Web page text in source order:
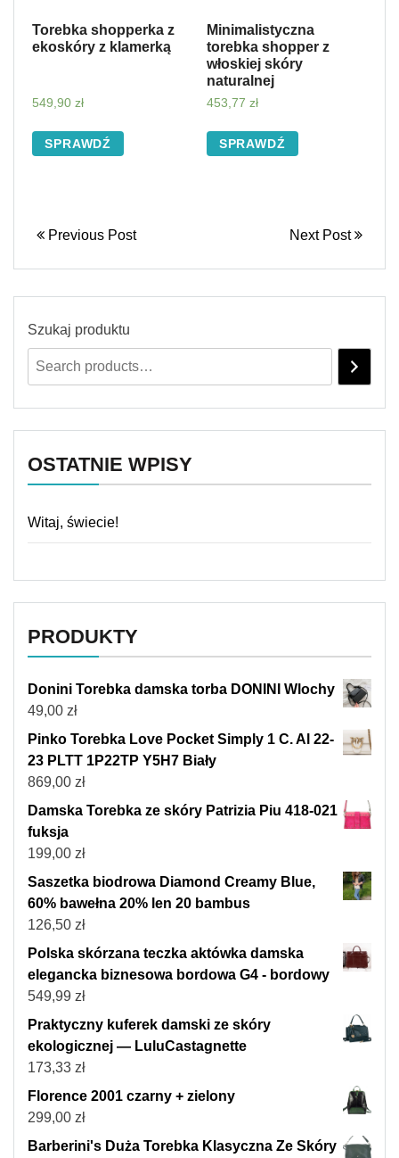
Torebka shopperka z
ekoskóry z klamerką
549,90 zł
SPRAWDŹ
Minimalistyczna
torebka shopper z
włoskiej skóry
naturalnej
453,77 zł
SPRAWDŹ
Previous Post Next Post
Szukaj produktu
OSTATNIE WPISY
Witaj, świecie!
PRODUKTY
Donini Torebka damska torba DONINI Wlochy
49,00 zł
Pinko Torebka Love Pocket Simply 1 C. Al 22-
23 PLTT 1P22TP Y5H7 Biały
869,00 zł
Damska Torebka ze skóry Patrizia Piu 418-021
fuksja
199,00 zł
Saszetka biodrowa Diamond Creamy Blue,
60% bawełna 20% len 20 bambus
126,50 zł
Polska skórzana teczka aktówka damska
elegancka biznesowa bordowa G4 - bordowy
549,99 zł
Praktyczny kuferek damski ze skóry
ekologicznej — LuluCastagnette
173,33 zł
Florence 2001 czarny + zielony
299,00 zł
Barberini's Duża Torebka Klasyczna Ze Skóry